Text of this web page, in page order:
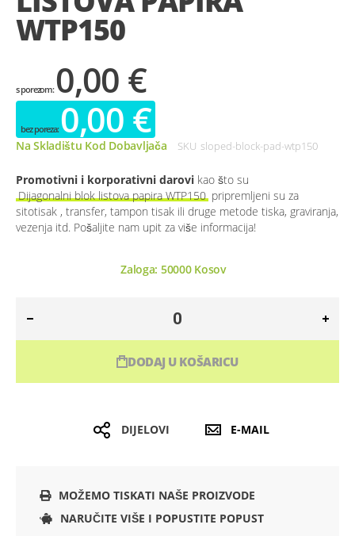
images
gallery
WTP150
0,00 €
0,00 €
Na Skladištu Kod Dobavljača SKU sloped-block-pad-wtp150
Promotivni i korporativni darovi kao što su
Dijagonalni blok listova papira WTP150 pripremljeni su za
sitotisak , transfer, tampon tisak ili druge metode tiska, graviranja,
vezenja itd. Pošaljite nam upit za više informacija!
Zaloga: 50000Kosov
DODAJ U KOŠARICU
DIJELOVI E-MAIL
MOŽEMO TISKATI NAŠE PROIZVODE
NARUČITE VIŠE I POPUSTITE POPUST